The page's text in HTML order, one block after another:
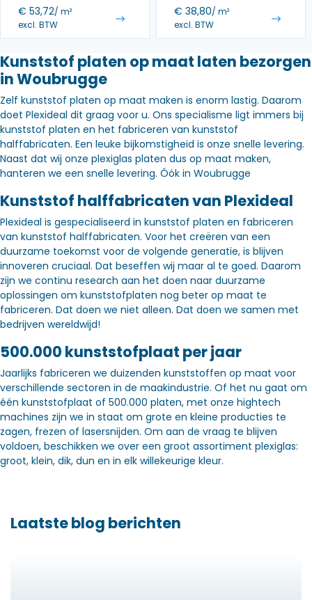
€ 53,72/ m²
excl. BTW
€ 38,80/ m²
excl. BTW
Kunststof platen op maat laten bezorgen
in Woubrugge
Zelf kunststof platen op maat maken is enorm lastig. Daarom
doet Plexideal dit graag voor u. Ons specialisme ligt immers bij
kunststof platen en het fabriceren van kunststof
halffabricaten. Een leuke bijkomstigheid is onze snelle levering.
Naast dat wij onze plexiglas platen dus op maat maken,
hanteren we een snelle levering. Óók in Woubrugge
Kunststof halffabricaten van Plexideal
Plexideal is gespecialiseerd in kunststof platen en fabriceren
van kunststof halffabricaten. Voor het creëren van een
duurzame toekomst voor de volgende generatie, is blijven
innoveren cruciaal. Dat beseffen wij maar al te goed. Daarom
zijn we continu research aan het doen naar duurzame
oplossingen om kunststofplaten nog beter op maat te
fabriceren. Dat doen we niet alleen. Dat doen we samen met
bedrijven wereldwijd!
500.000 kunststofplaat per jaar
Jaarlijks fabriceren we duizenden kunststoffen op maat voor
verschillende sectoren in de maakindustrie. Of het nu gaat om
één kunststofplaat of 500.000 platen, met onze hightech
machines zijn we in staat om grote en kleine producties te
zagen, frezen of lasersnijden. Om aan de vraag te blijven
voldoen, beschikken we over een groot assortiment plexiglas:
groot, klein, dik, dun en in elk willekeurige kleur.
Laatste blog berichten